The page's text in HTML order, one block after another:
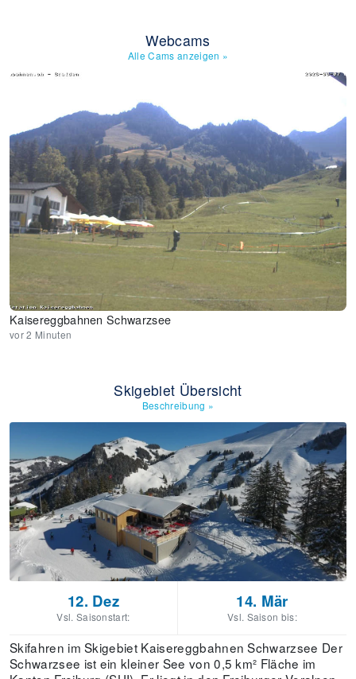
Webcams
Alle Cams anzeigen »
Kaisereggbahnen Schwarzsee
vor 2 Minuten
Skigebiet Übersicht
Beschreibung »
12. Dez
Vsl. Saisonstart:
14. Mär
Vsl. Saison bis:
Skifahren im Skigebiet Kaisereggbahnen Schwarzsee Der
Schwarzsee ist ein kleiner See von 0,5 km² Fläche im